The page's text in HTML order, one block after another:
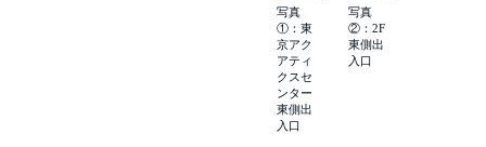
写真
①：東
京アク
アティ
クスセ
ンター
東側出
入口
写真
②：2F
東側出
入口